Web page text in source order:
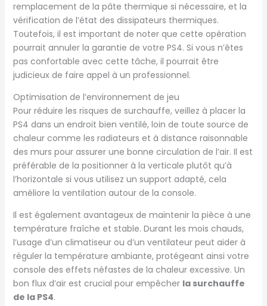
remplacement de la pâte thermique si nécessaire, et la
vérification de l’état des dissipateurs thermiques.
Toutefois, il est important de noter que cette opération
pourrait annuler la garantie de votre PS4. Si vous n’êtes
pas confortable avec cette tâche, il pourrait être
judicieux de faire appel à un professionnel.
Optimisation de l’environnement de jeu
Pour réduire les risques de surchauffe, veillez à placer la
PS4 dans un endroit bien ventilé, loin de toute source de
chaleur comme les radiateurs et à distance raisonnable
des murs pour assurer une bonne circulation de l’air. Il est
préférable de la positionner à la verticale plutôt qu’à
l’horizontale si vous utilisez un support adapté, cela
améliore la ventilation autour de la console.
Il est également avantageux de maintenir la pièce à une
température fraîche et stable. Durant les mois chauds,
l’usage d’un climatiseur ou d’un ventilateur peut aider à
réguler la température ambiante, protégeant ainsi votre
console des effets néfastes de la chaleur excessive. Un
bon flux d’air est crucial pour empêcher la surchauffe
de la PS4.